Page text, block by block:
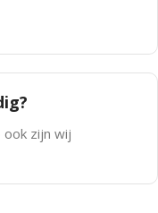
zijn wij